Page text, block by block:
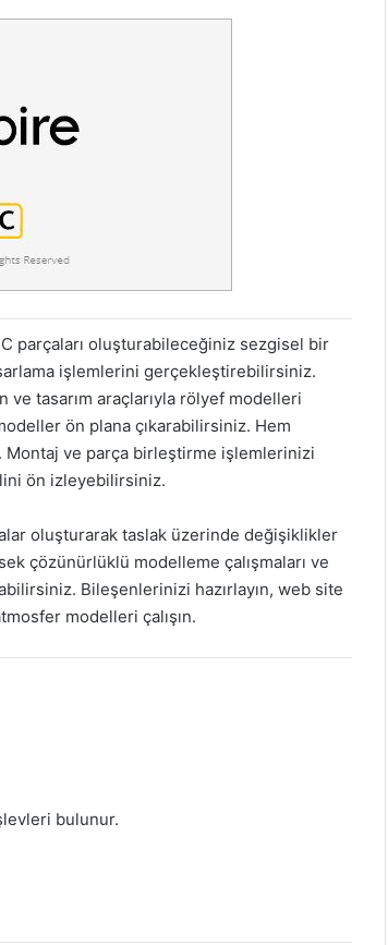
parçaları oluşturabileceğiniz sezgisel bir
işlemlerini gerçekleştirebilirsiniz.
tasarım araçlarıyla rölyef modelleri
ön plana çıkarabilirsiniz. Hem
Montaj ve parça birleştirme işlemlerinizi
ön izleyebilirsiniz.
oluşturarak taslak üzerinde değişiklikler
çözünürlüklü modelleme çalışmaları ve
Bileşenlerinizi hazırlayın, web site
modelleri çalışın.
bulunur.